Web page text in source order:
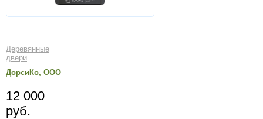
Деревянные
двери
ДорсиКо, ООО
12 000
руб.